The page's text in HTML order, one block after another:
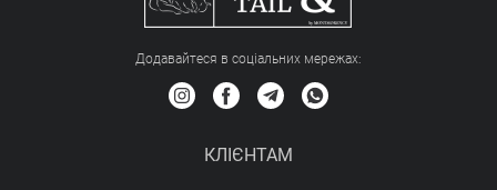
Додавайтеся в соціальних мережах:
КЛІЄНТАМ